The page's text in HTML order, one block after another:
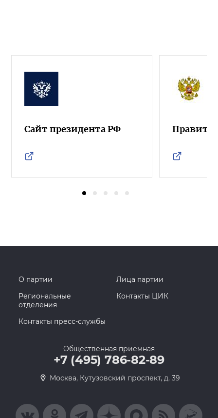
Сайт президента РФ
О партии
Лица партии
Региональные
отделения
Контакты ЦИК
Контакты пресс-службы
Общественная приемная
+7 (495) 786-82-89
Москва, Кутузовский проспект, д. 39